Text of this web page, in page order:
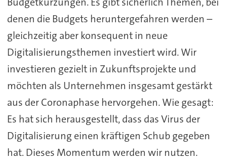
denen die Budgets heruntergefahren werden –
gleichzeitig aber konsequent in neue
Digitalisierungsthemen investiert wird. Wir
investieren gezielt in Zukunftsprojekte und
möchten als Unternehmen insgesamt gestärkt
aus der Coronaphase hervorgehen. Wie gesagt:
Es hat sich herausgestellt, dass das Virus der
Digitalisierung einen kräftigen Schub gegeben
hat. Dieses Momentum werden wir nutzen.